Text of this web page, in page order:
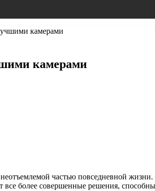
камерами
камерами
частью повседневной
более совершенные решения,